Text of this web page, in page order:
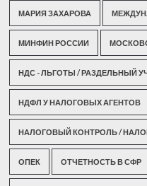
МАРИЯ ЗАХАРОВА
МИНФИН РОССИИ
НДС - ЛЬГОТЫ / РАЗДЕЛЬНЫЙ
НДФЛ У НАЛОГОВЫХ АГЕНТОВ
НАЛОГОВЫЙ КОНТРОЛЬ /
ОПЕК ОТЧЕТНОСТЬ В СФР